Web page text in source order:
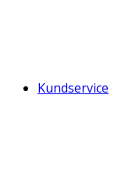
Kundservice